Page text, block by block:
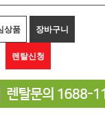
상품 장바구니
렌탈신청